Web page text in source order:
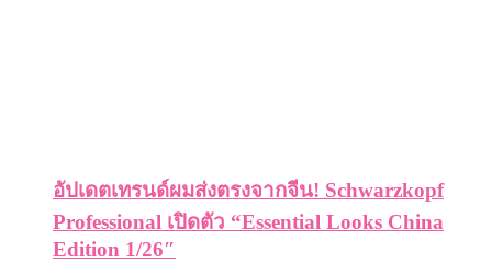
อัปเดตเทรนด์ผมส่งตรงจากจีน! Schwarzkopf
Professional เปิดตัว “Essential Looks China
Edition 1/26″